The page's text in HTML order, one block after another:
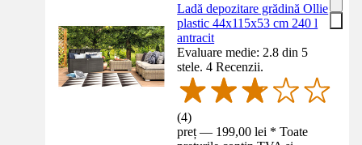
Ladă depozitare grădină Ollie
plastic 44x115x53 cm 240 l
antracit
Evaluare medie: 2.8 din 5
stele. 4 Recenzii.
(4)
preț — 199,00 lei * Toate